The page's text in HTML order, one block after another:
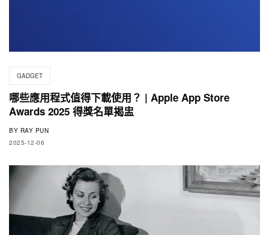
GADGET
哪些應用程式值得下載使用？ | Apple App Store
Awards 2025 得獎名單揭盅
BY RAY PUN
2025-12-06